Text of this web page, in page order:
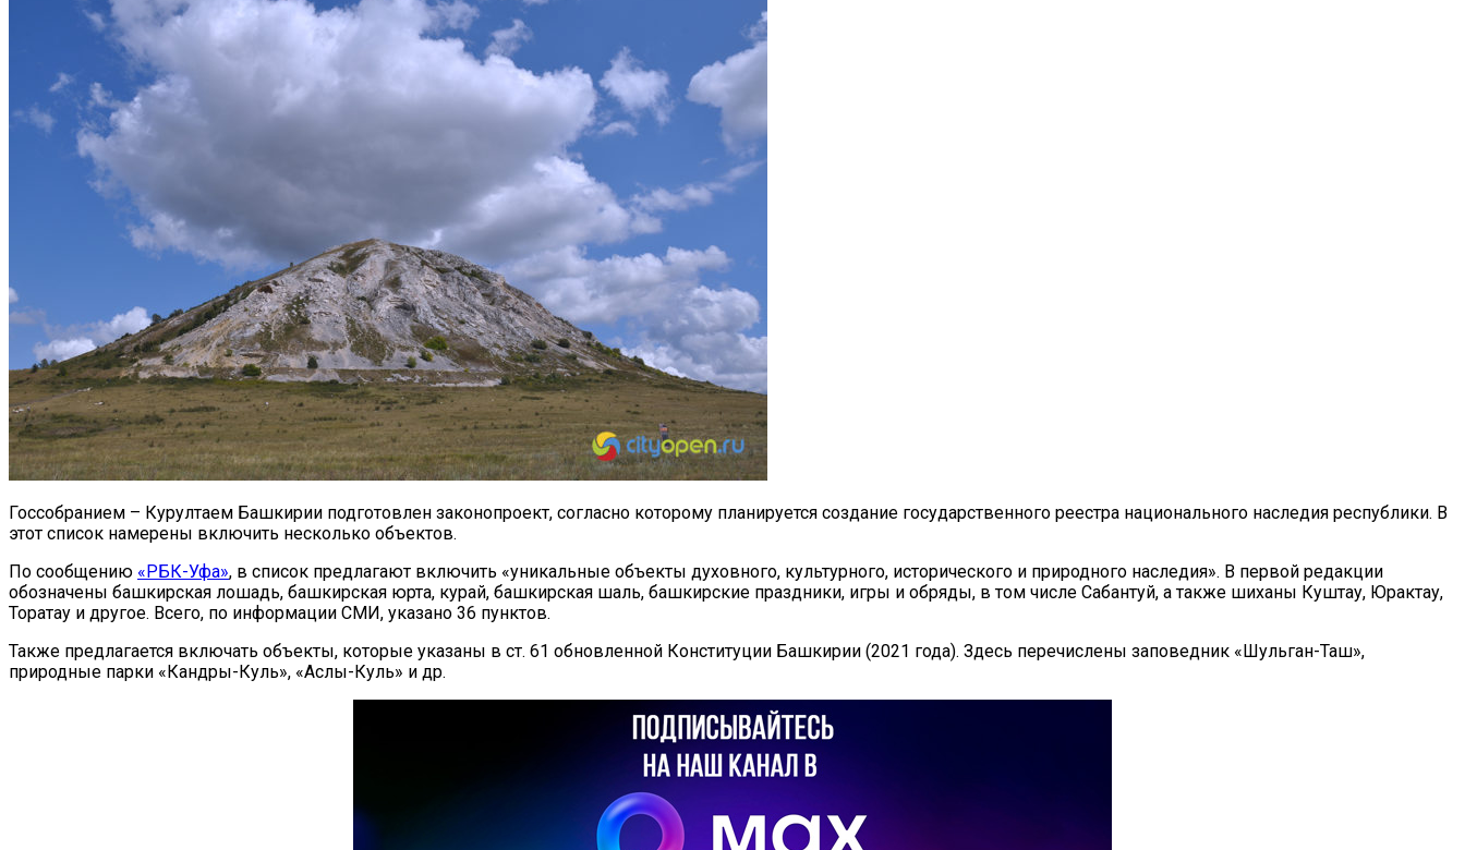
Госсобранием – Курултаем Башкирии подготовлен законопроект, согласно которому планируется создание государственного реестра национального наследия республики. В
этот список намерены включить несколько объектов.
По сообщению «РБК-Уфа», в список предлагают включить «уникальные объекты духовного, культурного, исторического и природного наследия». В первой редакции
обозначены башкирская лошадь, башкирская юрта, курай, башкирская шаль, башкирские праздники, игры и обряды, в том числе Сабантуй, а также шиханы Куштау, Юрактау,
Торатау и другое. Всего, по информации СМИ, указано 36 пунктов.
Также предлагается включать объекты, которые указаны в ст. 61 обновленной Конституции Башкирии (2021 года). Здесь перечислены заповедник «Шульган-Таш»,
природные парки «Кандры-Куль», «Аслы-Куль» и др.